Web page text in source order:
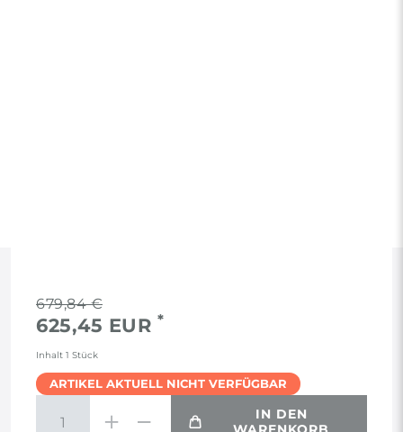
679,84 €
625,45 EUR *
Inhalt 1 Stück
ARTIKEL AKTUELL NICHT VERFÜGBAR
IN DEN
RECHTLICHES
AGB
WIDERRUF